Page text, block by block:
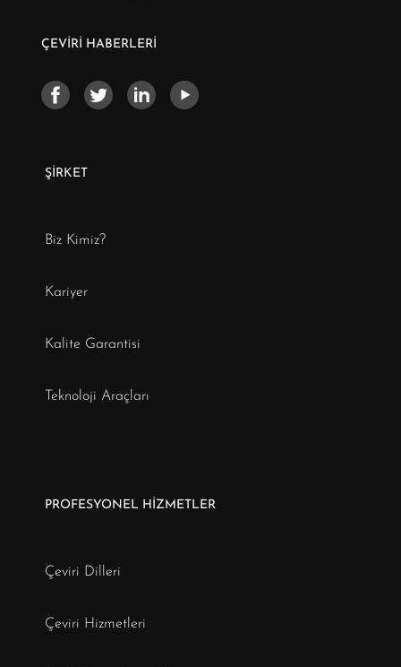
ÇEVİRİ HABERLERİ
ŞİRKET
Biz Kimiz?
Kariyer
Kalite Garantisi
Teknoloji Araçları
PROFESYONEL HİZMETLER
Çeviri Dilleri
Çeviri Hizmetleri